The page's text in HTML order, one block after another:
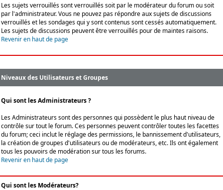
Les sujets verrouillés sont verrouillés soit par le modérateur du forum ou soit
par l'administrateur. Vous ne pouvez pas répondre aux sujets de discussions
verrouillés et les sondages qui y sont contenus sont cessés automatiquement.
Les sujets de discussions peuvent être verrouillés pour de maintes raisons.
Revenir en haut de page
Niveaux des Utilisateurs et Groupes
Qui sont les Administrateurs ?
Les Administrateurs sont des personnes qui possèdent le plus haut niveau de
contrôle sur tout le forum. Ces personnes peuvent contrôler toutes les facettes
du forum; ceci inclut le réglage des permissions, le bannissement d'utilisateurs,
la création de groupes d'utilisateurs ou de modérateurs, etc. Ils ont également
tous les pouvoirs de modération sur tous les forums.
Revenir en haut de page
Qui sont les Modérateurs?